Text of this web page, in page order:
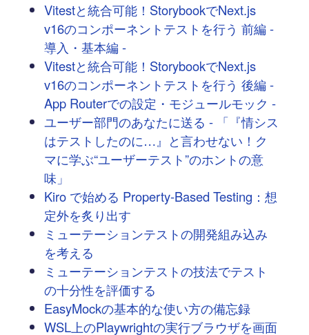
Vitestと統合可能！StorybookでNext.js
v16のコンポーネントテストを行う 前編 -
導入・基本編 -
Vitestと統合可能！StorybookでNext.js
v16のコンポーネントテストを行う 後編 -
App Routerでの設定・モジュールモック -
ユーザー部門のあなたに送る - 「『情シス
はテストしたのに…』と言わせない！ク
マに学ぶ“ユーザーテスト”のホントの意
味」
Kiro で始める Property-Based Testing：想
定外を炙り出す
ミューテーションテストの開発組み込み
を考える
ミューテーションテストの技法でテスト
の十分性を評価する
EasyMockの基本的な使い方の備忘録
WSL上のPlaywrightの実行ブラウザを画面